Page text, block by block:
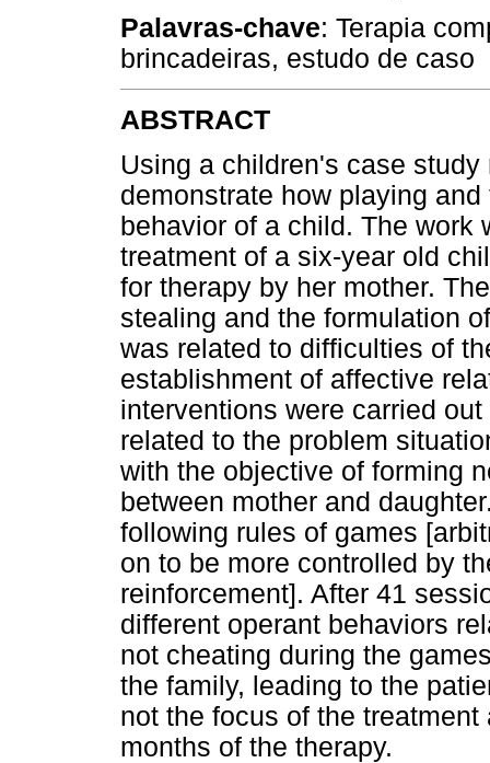
Palavras-chave: Terapia
brincadeiras, estudo de caso
ABSTRACT
Using a children's case
demonstrate how playing
behavior of a child. The work
treatment of a six-year old
for therapy by her mother.
stealing and the formulation
was related to difficulties of
establishment of affective
interventions were carried
related to the problem
with the objective of forming
between mother and
following rules of games
on to be more controlled by
reinforcement]. After 41
different operant behaviors
not cheating during the
the family, leading to the
not the focus of the
months of the therapy.